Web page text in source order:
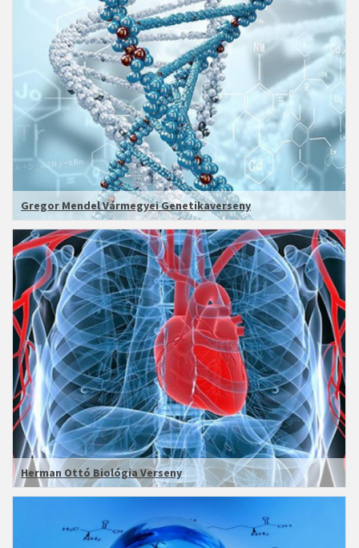
Gregor Mendel Vármegyei Genetikaverseny
Herman Ottó Biológia Verseny